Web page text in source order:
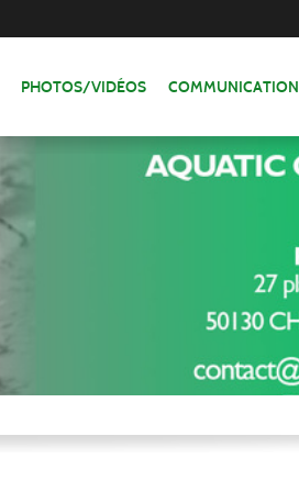
PHOTOS/VIDÉOS COMMUNICATION